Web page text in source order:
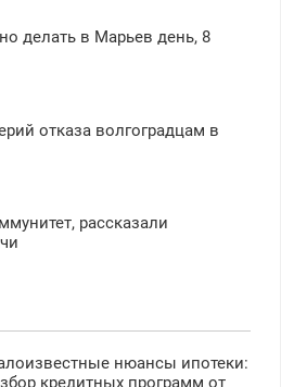
делать в Марьев день, 8
отказа волгоградцам в
рассказали
нюансы ипотеки:
кредитных программ от